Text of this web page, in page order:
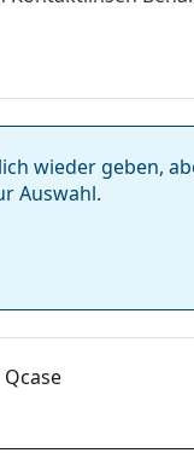
wieder geben,
Auswahl.